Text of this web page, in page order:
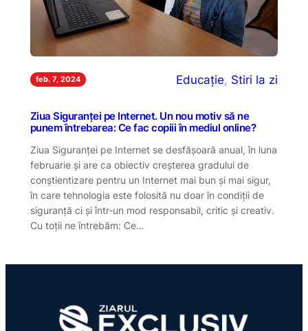
feb. 7, 2024 Educație, Stiri la zi
Ziua Siguranței pe Internet. Un nou motiv să ne
punem întrebarea: Ce fac copiii în mediul online?
Ziua Siguranței pe Internet se desfășoară anual, în luna
februarie și are ca obiectiv creșterea gradului de
conștientizare pentru un Internet mai bun și mai sigur,
în care tehnologia este folosită nu doar în condiții de
siguranță ci și într-un mod responsabil, critic și creativ.
Cu toții ne întrebăm: Ce…